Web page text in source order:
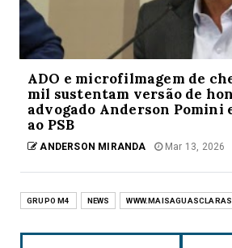
ADO e microfilmagem de
mil sustentam versão de
advogado Anderson Pomini
ao PSB
ANDERSON MIRANDA Mar 13, 2026
GRUPO M4 NEWS